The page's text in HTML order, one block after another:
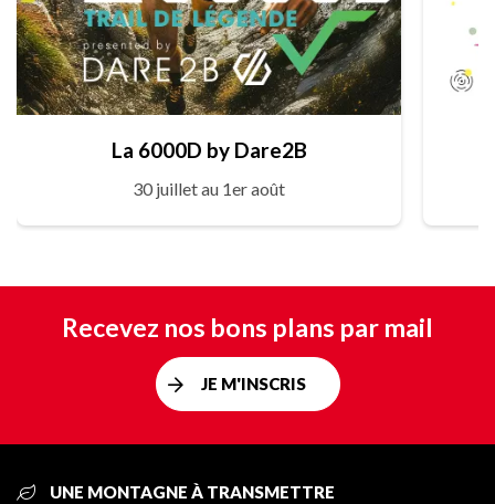
La 6000D by Dare2B
30 juillet au 1er août
Recevez nos bons plans par mail
JE M'INSCRIS
UNE MONTAGNE À TRANSMETTRE